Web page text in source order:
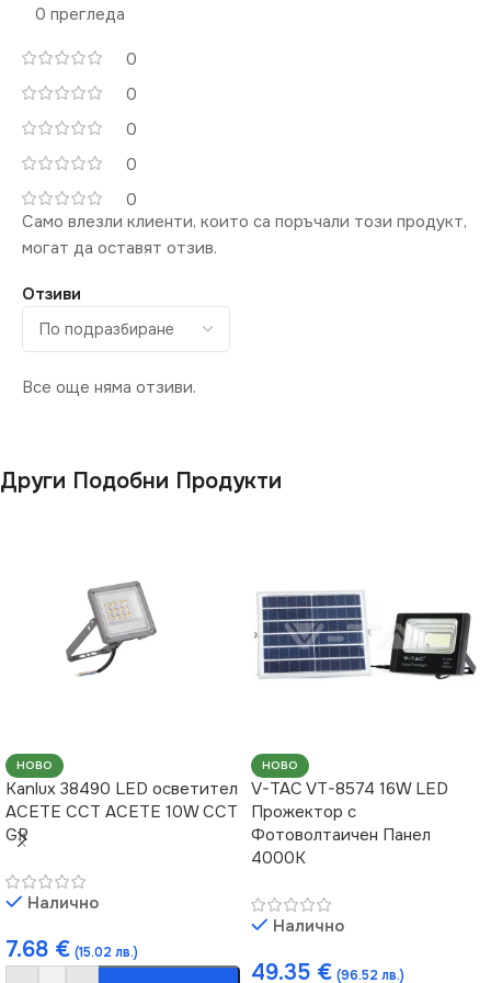
СВЕТЛИНЕН ПОТОК
(LM)
2400
ДИМИРАНЕ
Не се димира
СТЕПЕН НА ЗАЩИТА
НАЧИН НА МОНТАЖ
0 прегледа
0
0
0
0
0
Отзиви
Все още няма отзиви.
Само влезли клиенти, които са поръчали този продукт,
могат да оставят отзив.
Други Подобни Продукти
НОВО
Kanlux 38490 LED осветител
ACETE CCT ACETE 10W CCT
GR
Налично
7.68 € (15.02 лв.)
НОВО
V-TAC VT-8574 16W LED
Прожектор с
Фотоволтаичен Панел
4000K
Налично
49.35 € (96.52 лв.)